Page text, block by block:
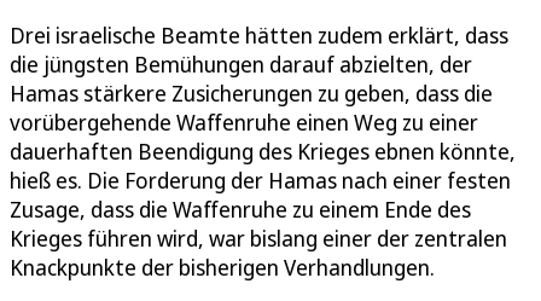
Drei israelische Beamte hätten zudem erklärt, dass
die jüngsten Bemühungen darauf abzielten, der
Hamas stärkere Zusicherungen zu geben, dass die
vorübergehende Waffenruhe einen Weg zu einer
dauerhaften Beendigung des Krieges ebnen könnte,
hieß es. Die Forderung der Hamas nach einer festen
Zusage, dass die Waffenruhe zu einem Ende des
Krieges führen wird, war bislang einer der zentralen
Knackpunkte der bisherigen Verhandlungen.